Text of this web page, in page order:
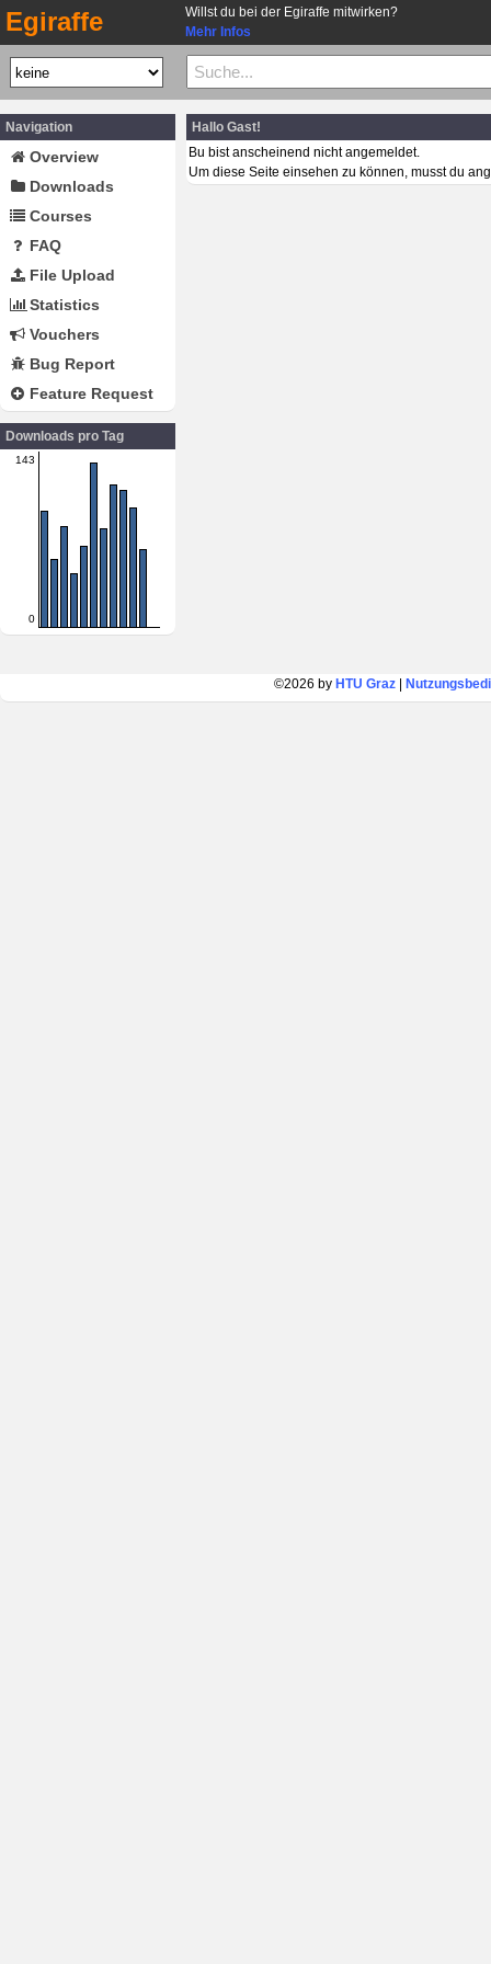
Egiraffe
Willst du bei der Egiraffe mitwirken?
Mehr Infos
Navigation
Overview
Downloads
Courses
FAQ
File Upload
Statistics
Vouchers
Bug Report
Feature Request
Downloads pro Tag
143
0
Hallo Gast!
Bu bist anscheinend nicht angemeldet.
Um diese Seite einsehen zu können, musst du
©2026 by HTU Graz|